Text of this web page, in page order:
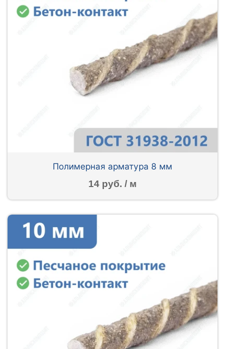
Полимерная арматура 8 мм
14 руб. / м